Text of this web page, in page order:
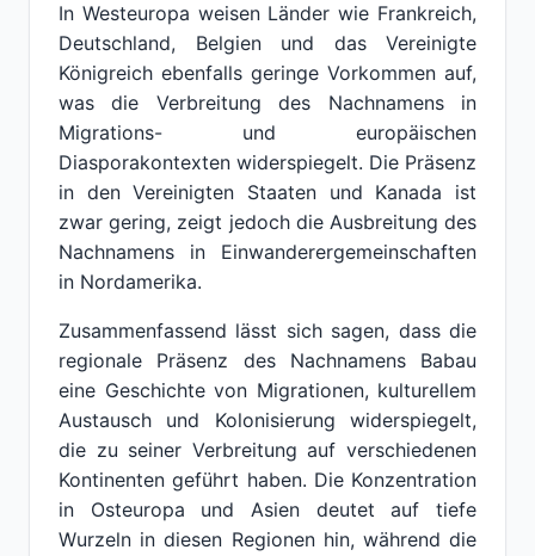
In Westeuropa weisen Länder wie Frankreich,
Deutschland, Belgien und das Vereinigte
Königreich ebenfalls geringe Vorkommen auf,
was die Verbreitung des Nachnamens in
Migrations- und europäischen
Diasporakontexten widerspiegelt. Die Präsenz
in den Vereinigten Staaten und Kanada ist
zwar gering, zeigt jedoch die Ausbreitung des
Nachnamens in Einwanderergemeinschaften
in Nordamerika.
Zusammenfassend lässt sich sagen, dass die
regionale Präsenz des Nachnamens Babau
eine Geschichte von Migrationen, kulturellem
Austausch und Kolonisierung widerspiegelt,
die zu seiner Verbreitung auf verschiedenen
Kontinenten geführt haben. Die Konzentration
in Osteuropa und Asien deutet auf tiefe
Wurzeln in diesen Regionen hin, während die